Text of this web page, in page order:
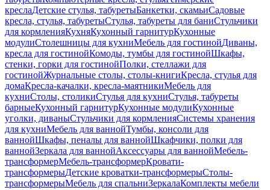
креслаДетские стулья, табуретыБанкетки, скамьиСадовые
кресла, стулья, табуретыСтулья, табуреты для баниСтульчики
для кормленияКухняКухонный гарнитурКухонные
модулиСтолешницы для кухниМебель для гостинойДиваны,
кресла для гостинойКомоды, тумбы для гостинойШкафы,
стенки, горки для гостинойПолки, стеллажи для
гостинойЖурнальные столы, столы-книгиКресла, стулья для
домаКресла-качалки, кресла-маятникиМебель для
кухниСтолы, столикиСтулья для кухниСтулья, табуреты
барныеКухонный гарнитурКухонные модулиКухонные
уголки, диваныСтульчики для кормленияСистемы хранения
для кухниМебель для ваннойТумбы, консоли для
ваннойШкафы, пеналы для ваннойШкафчики, полки для
ваннойЗеркала для ваннойАксессуары для ваннойМебель-
трансформерМебель-трансформерКровати-
трансформерыДетские кроватки-трансформерыСтолы-
трансформерыМебель для спальниЗеркалаКомплекты мебели